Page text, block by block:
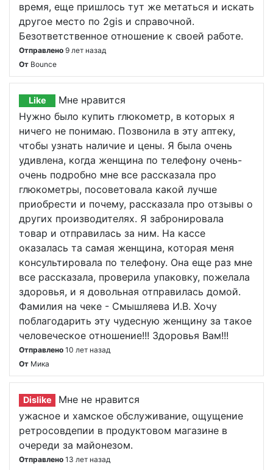
время, еще пришлось тут же метаться и искать
другое место по 2gis и справочной.
Безответственное отношение к своей работе.
Отправлено 9 лет назад
От Bounce
Like
Мне нравится
Нужно было купить глюкометр, в которых я
ничего не понимаю. Позвонила в эту аптеку,
чтобы узнать наличие и цены. Я была очень
удивлена, когда женщина по телефону очень-
очень подробно мне все рассказала про
глюкометры, посоветовала какой лучше
приобрести и почему, рассказала про отзывы о
других производителях. Я забронировала
товар и отправилась за ним. На кассе
оказалась та самая женщина, которая меня
консультировала по телефону. Она еще раз мне
все рассказала, проверила упаковку, пожелала
здоровья, и я довольная отправилась домой.
Фамилия на чеке - Смышляева И.В. Хочу
поблагодарить эту чудесную женщину за такое
человеческое отношение!!! Здоровья Вам!!!
Отправлено 10 лет назад
От Мика
Dislike
Мне не нравится
ужасное и хамское обслуживание, ощущение
ретросовдепии в продуктовом магазине в
очереди за майонезом.
Отправлено 13 лет назад